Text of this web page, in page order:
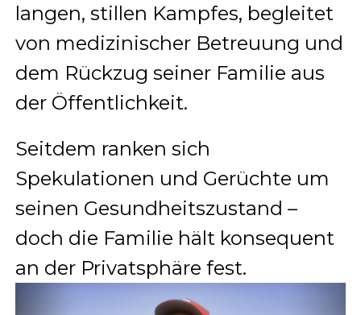
langen, stillen Kampfes, begleitet
von medizinischer Betreuung und
dem Rückzug seiner Familie aus
der Öffentlichkeit.
Seitdem ranken sich
Spekulationen und Gerüchte um
seinen Gesundheitszustand –
doch die Familie hält konsequent
an der Privatsphäre fest.